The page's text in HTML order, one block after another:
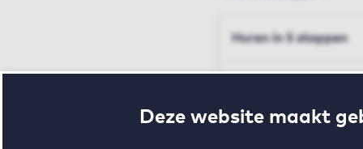
Deze website maakt
Huren in 5 stappen
Voorwaarden en